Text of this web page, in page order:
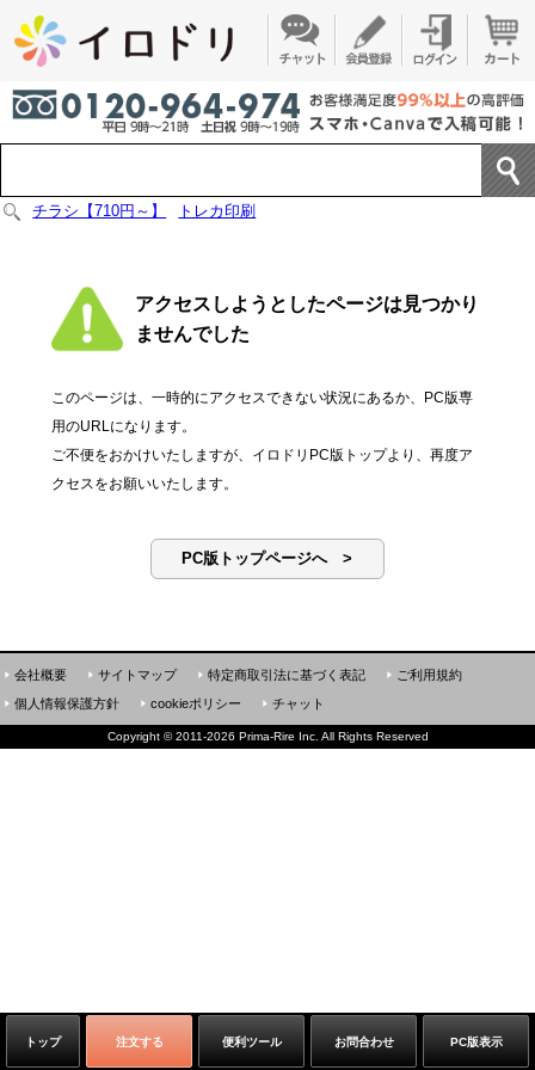
チラシ【710円～】 トレカ印刷
アクセスしようとしたページは見つかり
ませんでした
このページは、一時的にアクセスできない状況にあるか、PC版専
用のURLになります。
ご不便をおかけいたしますが、イロドリPC版トップより、再度ア
クセスをお願いいたします。
PC版トップページへ >
トップ 注文する 便利ツール お問合わせ PC版表示
会社概要 サイトマップ 特定商取引法に基づく表記
ご利用規約
個人情報保護方針
cookieポリシー チャット
Copyright ©2011-2026 Prima-Rire Inc. All Rights Reserved